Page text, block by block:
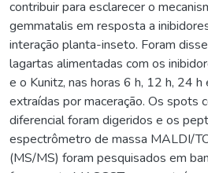
contribuir para esclarecer o
gemmatalis em resposta a
interação planta-inseto. Foram
lagartas alimentadas com os
e o Kunitz, nas horas 6 h, 12 h, 24
extraídas por maceração. Os spots
diferencial foram digeridos e os
espectrômetro de massa MALDI/
(MS/MS) foram pesquisados em